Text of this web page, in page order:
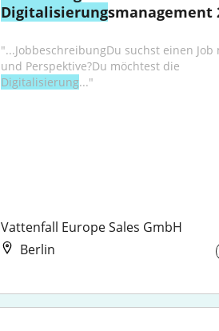
Digitalisierungsmanagement
"...JobbeschreibungDu suchst einen Job
Digitalisierung..."
Vattenfall Europe Sales GmbH
Berlin